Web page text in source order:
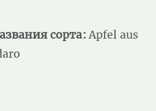
сорта:Apfel aus